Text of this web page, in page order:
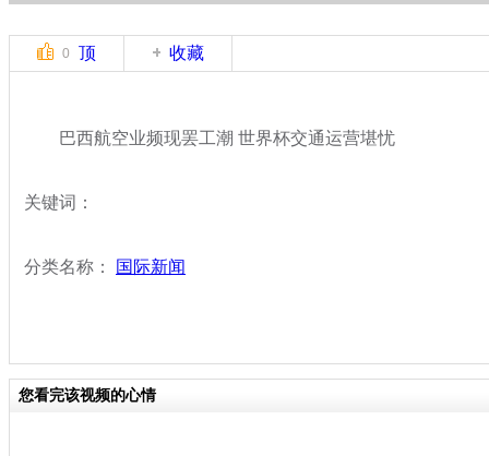
0 顶 收藏
巴西航空业频现罢工潮 世界杯交通运营堪忧
关键词：
分类名称： 国际新闻
您看完该视频的心情